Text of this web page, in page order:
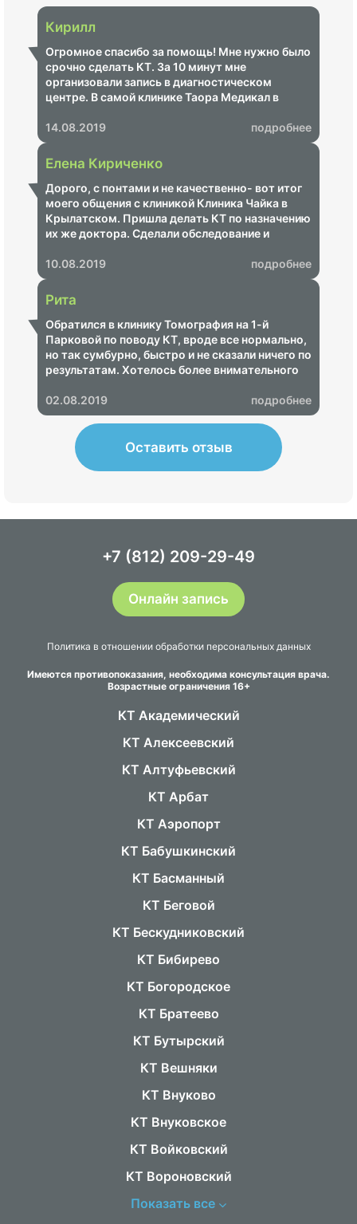
Кирилл
Огромное спасибо за помощь! Мне нужно было
срочно сделать КТ. За 10 минут мне
организовали запись в диагностическом
центре. В самой клинике Таора Медикал в
составил за 15 минут. Через 40 минут после
травмпункте. Очень полезный сервис!
Рекомендую!
14.08.2019 подробнее
Елена Кириченко
Дорого, с понтами и не качественно- вот итог
моего общения с клиникой Клиника Чайка в
Крылатском. Пришла делать КТ по назначению
их же доктора. Сделали обследование и
пришла на приём к врачу, она пошла
это я их попросила изменить зону
обследования якобы. И что за новое
обследование мне по новому нужно платить и
почему это я должна платить если ваши
операторы не могут правильно читать
направления и копчик от поясницы отличить не
10.08.2019 подробнее
Рита
Обратился в клинику Томография на 1-й
Парковой по поводу КТ, вроде все нормально,
но так сумбурно, быстро и не сказали ничего по
результатам. Хотелось более внимательного
02.08.2019
подробнее
Оставить отзыв
+7 (812) 209-29-49
Онлайн запись
Политика в отношении обработки персональных данных
Имеются противопоказания, необходима консультация врача.
Возрастные ограничения 16+
КТ Академический
КТ Алексеевский
КТ Алтуфьевский
КТ Арбат
КТ Аэропорт
КТ Бабушкинский
КТ Басманный
КТ Беговой
КТ Бескудниковский
КТ Бибирево
КТ Богородское
КТ Братеево
КТ Бутырский
КТ Вешняки
КТ Внуково
КТ Внуковское
КТ Войковский
КТ Вороновский
Показать все